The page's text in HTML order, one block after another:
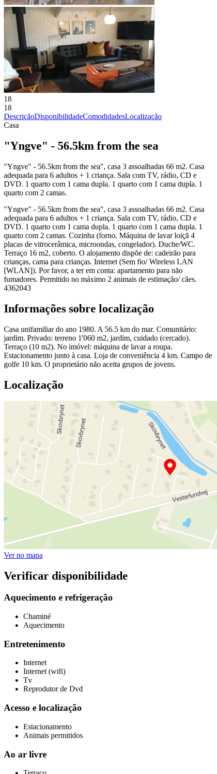
18
18
DescriçãoDisponibilidadeComodidadesLocalização
Casa
"Yngve" - 56.5km from the sea
"Yngve" - 56.5km from the sea", casa 3 assoalhadas 66 m2. Casa
adequada para 6 adultos + 1 criança. Sala com TV, rádio, CD e
DVD. 1 quarto com 1 cama dupla. 1 quarto com 1 cama dupla. 1
quarto com 2 camas.
"Yngve" - 56.5km from the sea", casa 3 assoalhadas 66 m2. Casa
adequada para 6 adultos + 1 criança. Sala com TV, rádio, CD e
DVD. 1 quarto com 1 cama dupla. 1 quarto com 1 cama dupla. 1
quarto com 2 camas. Cozinha (forno, Máquina de lavar loiçã 4
placas de vitrocerâmica, microondas, congelador). Duche/WC.
Terraço 16 m2, coberto. O alojamento dispõe de: cadeirão para
crianças, cama para crianças. Internet (Sem fio/ Wireless LAN
[WLAN]). Por favor, a ter em conta: apartamento para não
fumadores. Permitido no máximo 2 animais de estimação/ cães.
4362043
Informações sobre localização
Casa unifamiliar do ano 1980. A 56.5 km do mar. Comunitário:
jardim. Privado: terreno 1'060 m2, jardim, cuidado (cercado).
Terraço (10 m2). No imóvel: máquina de lavar a roupa.
Estacionamento junto à casa. Loja de conveniência 4 km. Campo de
golfe 10 km. O proprietário não aceita grupos de jovens.
Localização
Ver no mapa
Verificar disponibilidade
Aquecimento e refrigeração
Chaminé
Aquecimento
Entretenimento
Internet
Internet (wifi)
Tv
Reprodutor de Dvd
Acesso e localização
Estacionamento
Animais permitidos
Ao ar livre